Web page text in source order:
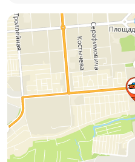
Успели соскучиться по
Уже 3–4 января 2026 года
второй этап
Это отличная
каникулы максимально
невероятные парные
моторов и зарядиться
🔥